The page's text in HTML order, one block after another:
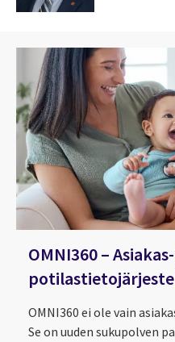
OMNI360 –
OMNI360 ei ole vain
Se on uuden sukupolven